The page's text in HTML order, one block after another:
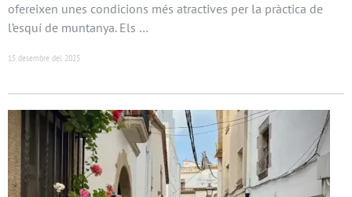
ofereixen unes condicions més atractives per la pràctica de
l’esquí de muntanya. Els …
15 desembre del 2025